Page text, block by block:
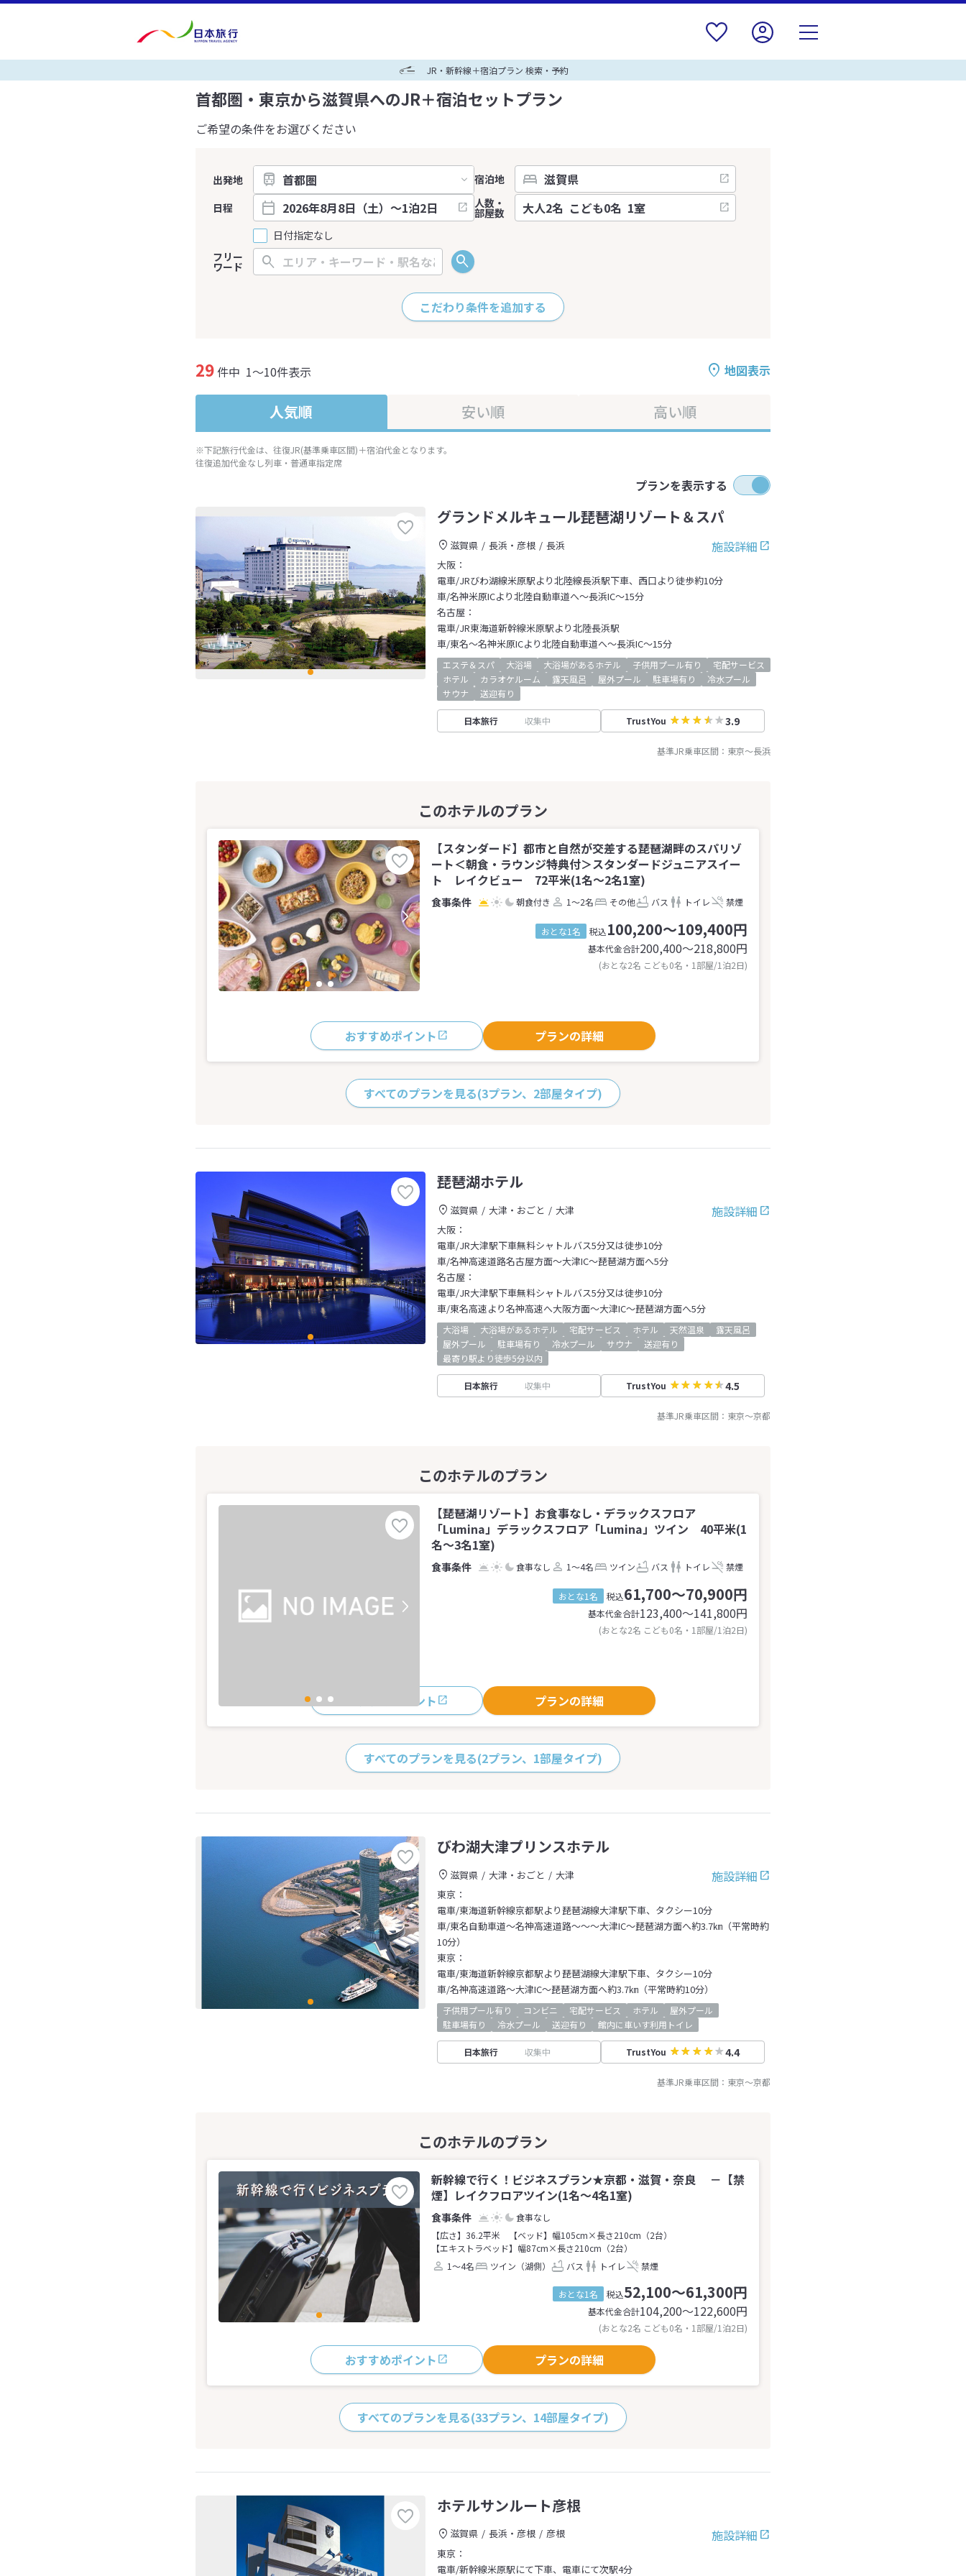
JR・新幹線＋宿泊プラン 検索・予約
首都圏・東京から滋賀県へのJR＋宿泊セットプラン
ご希望の条件をお選びください
出発地
宿泊地
日程
日付指定なし
人数・
部屋数
フリー
ワード
こだわり条件を追加する
地図表示
29件中 1～10件表示
人気順 安い順 高い順
※下記旅行代金は、往復JR(基準乗車区間)＋宿泊代金となります。
往復追加代金なし列車・普通車指定席
プランを表示する
グランドメルキュール琵琶湖リゾート＆スパ
施設詳細
滋賀県 長浜・彦根
長浜
大阪：
電車/JRびわ湖線米原駅より北陸線長浜駅下車、西口より徒歩約10分
車/名神米原ICより北陸自動車道へ～長浜IC～15分
名古屋：
電車/JR東海道新幹線米原駅より北陸長浜駅
車/東名～名神米原ICより北陸自動車道へ～長浜IC～15分
エステ＆スパ 大浴場 大浴場があるホテル 子供用プール有り
宅配サービス
ホテル
カラオケルーム 露天風呂 屋外プール 駐車場有り
冷水プール
サウナ
送迎有り
日本旅行 収集中 TrustYou 3.9
基準JR乗車区間： 東京～長浜
【スタンダード】都市と自然が交差する琵琶湖畔のスパリゾ
ート＜朝食・ラウンジ特典付＞スタンダードジュニアスイー
ト レイクビュー 72平米(1名～2名1室)
朝食付き 1～2名 その他 バス トイレ 禁煙
おとな1名 税込100,200～109,400円
基本代金合計200,400〜218,800円
(おとな2名 こども0名・1部屋/1泊2日)
おすすめポイント プランの詳細
すべてのプランを見る(3プラン、2部屋タイプ)
琵琶湖ホテル
施設詳細
滋賀県 大津・おごと
大津
大阪：
電車/JR大津駅下車無料シャトルバス5分又は徒歩10分
車/名神高速道路名古屋方面～大津IC～琵琶湖方面へ5分
名古屋：
電車/JR大津駅下車無料シャトルバス5分又は徒歩10分
車/東名高速より名神高速へ大阪方面～大津IC～琵琶湖方面へ5分
大浴場 大浴場があるホテル 宅配サービス ホテル 天然温泉
露天風呂
屋外プール
駐車場有り 冷水プール サウナ
送迎有り
最寄り駅より徒歩5分以内
日本旅行 収集中 TrustYou 4.5
基準JR乗車区間： 東京～京都
【琵琶湖リゾート】お食事なし・デラックスフロア
「Lumina」デラックスフロア「Lumina」ツイン 40平米(1
名～3名1室)
食事なし 1～4名 ツイン バス トイレ 禁煙
おとな1名 税込61,700～70,900円
基本代金合計123,400〜141,800円
(おとな2名 こども0名・1部屋/1泊2日)
おすすめポイント プランの詳細
すべてのプランを見る(2プラン、1部屋タイプ)
びわ湖大津プリンスホテル
施設詳細
滋賀県 大津・おごと
大津
東京：
電車/東海道新幹線京都駅より琵琶湖線大津駅下車、タクシー10分
車/東名自動車道～名神高速道路～～～大津IC～琵琶湖方面へ約3.7㎞（平常時約
10分）
東京：
電車/東海道新幹線京都駅より琵琶湖線大津駅下車、タクシー10分
車/名神高速道路～大津IC～琵琶湖方面へ約3.7㎞（平常時約10分）
子供用プール有り コンビニ 宅配サービス ホテル
屋外プール
駐車場有り
冷水プール 送迎有り 館内に車いす利用トイレ
日本旅行 収集中 TrustYou 4.4
基準JR乗車区間： 東京～京都
新幹線で行く！ビジネスプラン★京都・滋賀・奈良 －【禁
煙】レイクフロアツイン(1名～4名1室)
食事なし
【広さ】36.2平米
【ベッド】幅105cm×長さ210cm（2台）
【エキストラベッド】幅87cm×長さ210cm（2台）
1～4名
ツイン（湖側） バス トイレ 禁煙
おとな1名 税込52,100～61,300円
基本代金合計104,200〜122,600円
(おとな2名 こども0名・1部屋/1泊2日)
おすすめポイント プランの詳細
すべてのプランを見る(33プラン、14部屋タイプ)
ホテルサンルート彦根
施設詳細
滋賀県 長浜・彦根
彦根
東京：
電車/新幹線米原駅にて下車、電車にて次駅4分